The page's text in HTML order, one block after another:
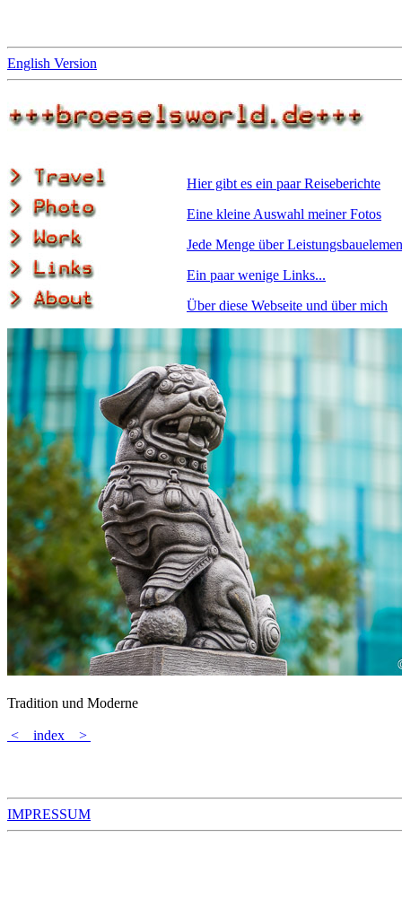
English Version
Hier gibt es ein paar Reiseberichte
Eine kleine Auswahl meiner Fotos
Jede Menge über
Ein paar wenige Links...
Über diese Webseite und über mich
Tradition und Moderne
< index >
IMPRESSUM